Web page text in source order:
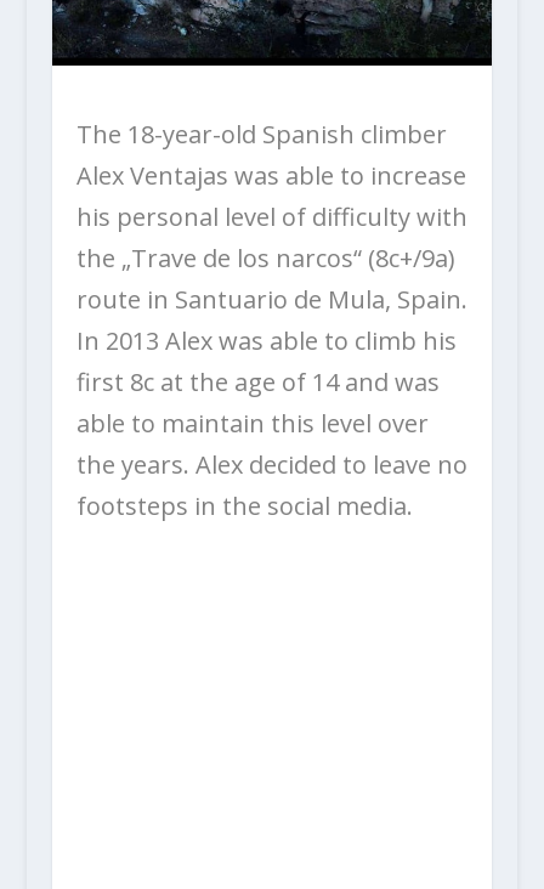
The 18-year-old Spanish climber
Alex Ventajas was able to increase
his personal level of difficulty with
the „Trave de los narcos“ (8c+/9a)
route in Santuario de Mula, Spain.
In 2013 Alex was able to climb his
first 8c at the age of 14 and was
able to maintain this level over
the years. Alex decided to leave no
footsteps in the social media.